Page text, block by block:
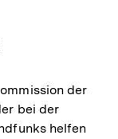
der
bei der
helfen